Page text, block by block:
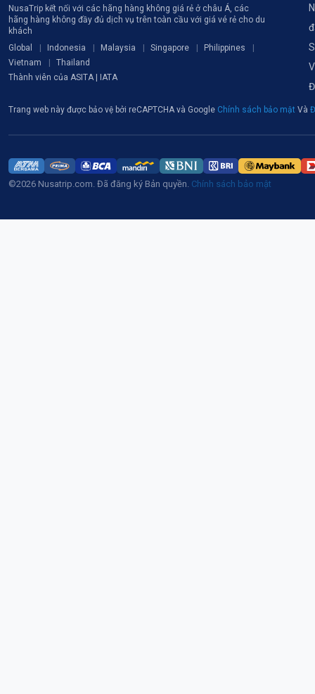
NusaTrip kết nối với các hãng hàng không giá rẻ ở châu Á, các
hãng hàng không đầy đủ dịch vụ trên toàn cầu với giá vé rẻ cho du
khách
Global
Indonesia Malaysia Singapore
Philippines
Vietnam
Thailand
Thành viên của ASITA | IATA
Trang web này được bảo vệ bởi reCAPTCHA và Google Chính sách bảo mật Và
©2026 Nusatrip.com. Đã đăng ký Bản quyền. Chính sách bảo mật